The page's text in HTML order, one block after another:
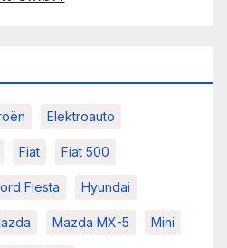
Elektroauto
Fiat Fiat 500
Fiesta Hyundai
Mazda MX-5 Mini